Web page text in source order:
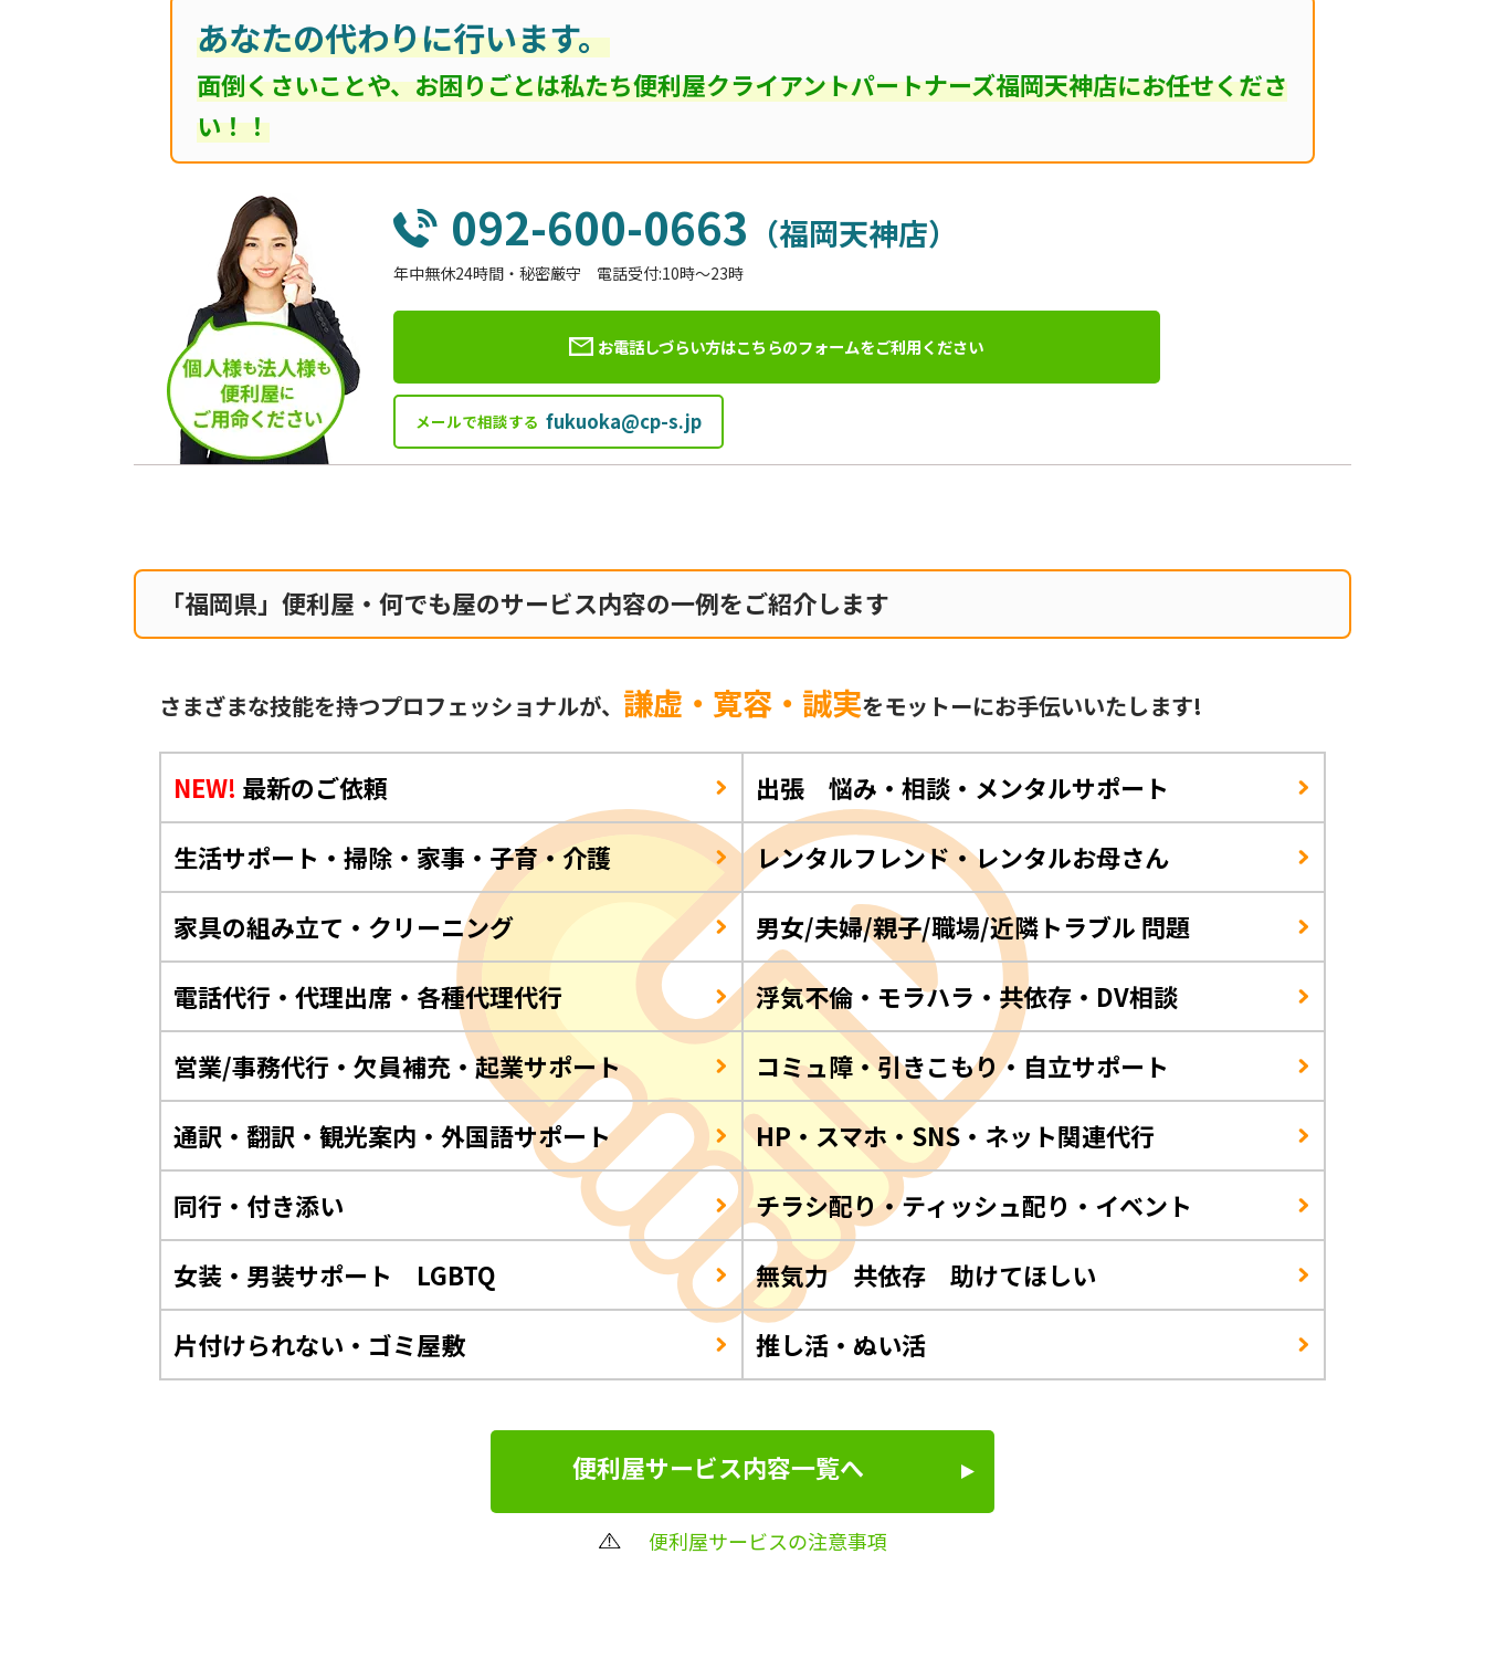
あなたの代わりに行います。
面倒くさいことや、お困りごとは私たち便利屋クライアントパートナーズ福岡天神店にお任せくださ
い！！
092-600-0663 （福岡天神店）
年中無休24時間・秘密厳守 電話受付:10時～23時
お電話しづらい方はこちらのフォームをご利用ください
メールで相談する fukuoka@cp-s.jp
「福岡県」便利屋・何でも屋のサービス内容の一例をご紹介します
さまざまな技能を持つプロフェッショナルが、謙虚・寛容・誠実をモットーにお手伝いいたします!
NEW! 最新のご依頼
出張 悩み・相談・メンタルサポート
生活サポート・掃除・家事・子育・介護
レンタルフレンド・レンタルお母さん
家具の組み立て・クリーニング
男女/夫婦/親子/職場/近隣トラブル 問題
電話代行・代理出席・各種代理代行
浮気不倫・モラハラ・共依存・DV相談
営業/事務代行・欠員補充・起業サポート
コミュ障・引きこもり・自立サポート
通訳・翻訳・観光案内・外国語サポート
HP・スマホ・SNS・ネット関連代行
同行・付き添い
チラシ配り・ティッシュ配り・イベント
女装・男装サポート LGBTQ
無気力 共依存 助けてほしい
片付けられない・ゴミ屋敷
推し活・ぬい活
便利屋サービス内容一覧へ
便利屋サービスの注意事項